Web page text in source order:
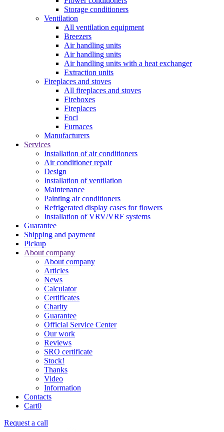
Storage conditioners
Ventilation
All ventilation equipment
Breezers
Air handling units
Air handling units
Air handling units with a heat exchanger
Extraction units
Fireplaces and stoves
All fireplaces and stoves
Fireboxes
Fireplaces
Foci
Furnaces
Manufacturers
Services
Installation of air conditioners
Air conditioner repair
Design
Installation of ventilation
Maintenance
Painting air conditioners
Refrigerated display cases for flowers
Installation of VRV/VRF systems
Guarantee
Shipping and payment
Pickup
About company
About company
Articles
News
Calculator
Certificates
Charity
Guarantee
Official Service Center
Our work
Reviews
SRO certificate
Stock!
Thanks
Video
Information
Contacts
Cart0
Request a call